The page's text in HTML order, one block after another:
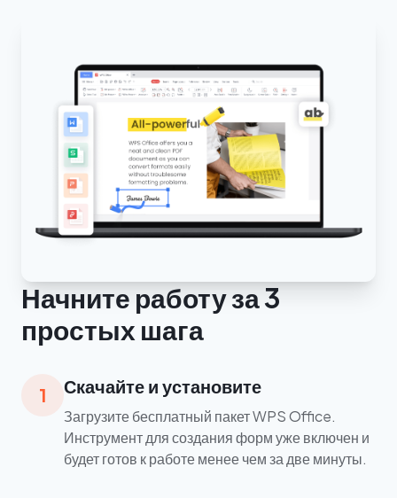
Начните работу за 3
простых шага
1 Скачайте и установите
Загрузите бесплатный пакет WPS Office.
Инструмент для создания форм уже включен и
будет готов к работе менее чем за две минуты.